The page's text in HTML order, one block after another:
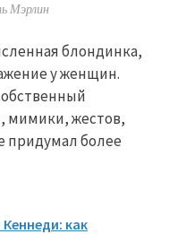
Мэрлин
блондинка,
у женщин.
мимики, жестов,
придумал более
как